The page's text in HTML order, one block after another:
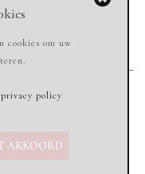
cookies om uw
privacy policy
AKKOORD